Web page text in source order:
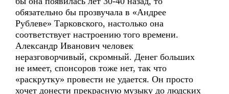
обязательно бы прозвучала в «Андрее
Рублеве» Тарковского, настолько она
соответствует настроению того времени.
Александр Иванович человек
неразговорчивый, скромный. Денег больших
не имеет, спонсоров тоже нет, так что
«раскрутку» провести не удается. Он просто
хочет донести прекрасную музыку до людских